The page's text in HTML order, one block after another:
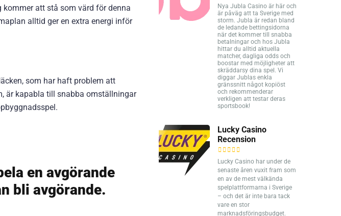
att stå som värd för denna
alltid ger en extra energi inför
som har haft problem att
är kapabla till snabba omställningar
en avgörande
bli avgörande.
Nya Jubla Casino är här och
är påväg att ta Sverige med
storm. Jubla är redan bland
de ledande bettingsidorna
när det kommer till snabba
betalningar och hos Jubla
hittar du alltid aktuella
matcher, dagliga odds och
boostar med möjligheter att
skräddarsy dina spel. Vi
diggar Jublas enkla
gränssnitt något kopiöst
och rekommenderar
verkligen att testar deras
sportsbook!
Lucky Casino
Recension
Lucky Casino har under de
senaste åren vuxit fram som
en av de mest välkända
spelplattformarna i Sverige
– och det är inte bara tack
vare en stor
marknadsföringsbudget.